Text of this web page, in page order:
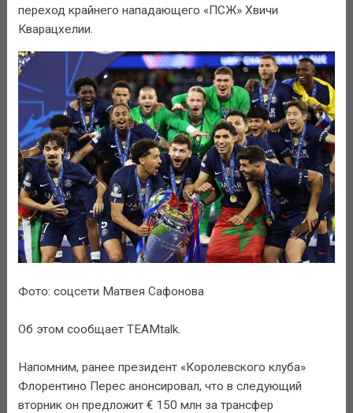
переход крайнего нападающего «ПСЖ» Хвичи
Кварацхелии.
Фото: соцсети Матвея Сафонова
Об этом сообщает TEAMtalk.
Напомним, ранее президент «Королевского клуба»
Флорентино Перес анонсировал, что в следующий
вторник он предложит € 150 млн за трансфер